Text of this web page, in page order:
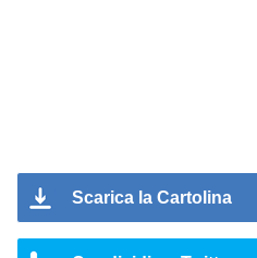
Scarica la Cartolina